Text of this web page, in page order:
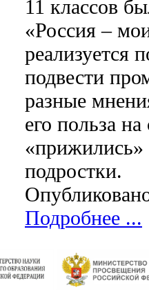
11 классов
«Россия –
реализуется
подвести
разные
его польза
подростки.
Подробнее ...